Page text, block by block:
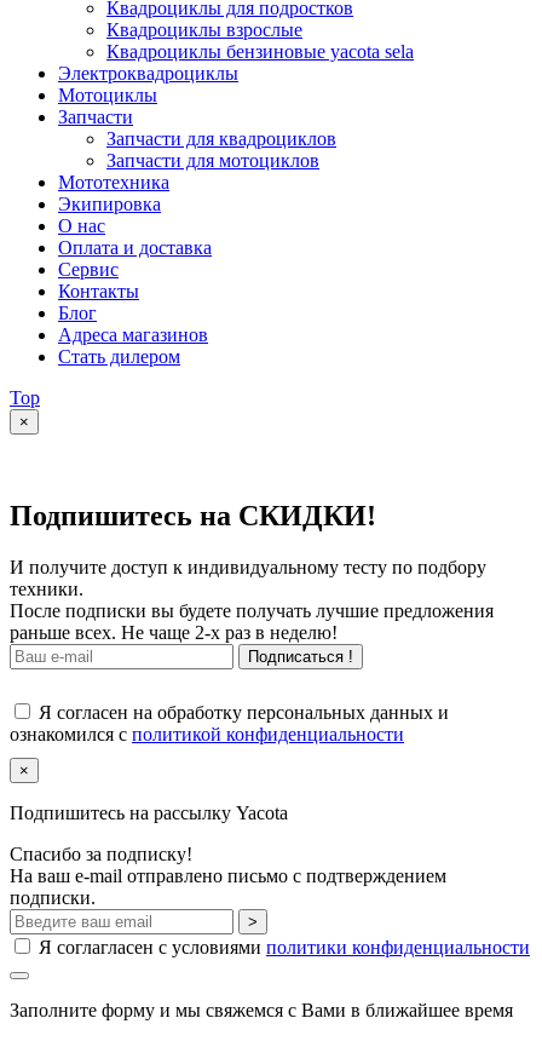
Квадроциклы для подростков
Квадроциклы взрослые
Квадроциклы бензиновые yacota sela
Электроквадроциклы
Мотоциклы
Запчасти
Запчасти для квадроциклов
Запчасти для мотоциклов
Мототехника
Экипировка
О нас
Оплата и доставка
Сервис
Контакты
Блог
Адреса магазинов
Стать дилером
Top
×
Подпишитесь на СКИДКИ!
И получите доступ к индивидуальному тесту по подбору
техники.
После подписки вы будете получать лучшие предложения
раньше всех. Не чаще 2-х раз в неделю!
Подписаться !
Я согласен на обработку персональных данных и
ознакомился с политикой конфиденциальности
×
Подпишитесь на рассылку Yacota
Спасибо за подписку!
На ваш e-mail отправлено письмо с подтверждением
подписки.
>
Я соглагласен с условиями политики конфиденциальности
Заполните форму и мы свяжемся с Вами в ближайшее время